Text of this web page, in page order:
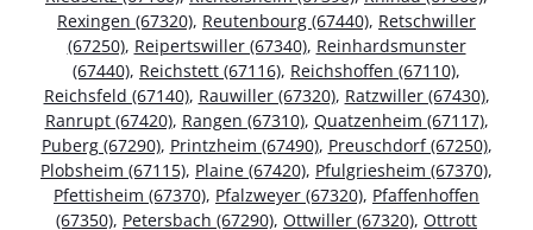
Rexingen (67320), Reutenbourg (67440), Retschwiller
(67250), Reipertswiller (67340), Reinhardsmunster
(67440), Reichstett (67116), Reichshoffen (67110),
Reichsfeld (67140), Rauwiller (67320), Ratzwiller (67430),
Ranrupt (67420), Rangen (67310), Quatzenheim (67117),
Puberg (67290), Printzheim (67490), Preuschdorf (67250),
Plobsheim (67115), Plaine (67420), Pfulgriesheim (67370),
Pfettisheim (67370), Pfalzweyer (67320), Pfaffenhoffen
(67350), Petersbach (67290), Ottwiller (67320), Ottrott